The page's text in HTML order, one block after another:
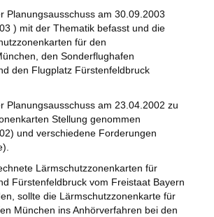
Planungsausschuss am 30.09.2003
) mit der Thematik befasst und die
für den
den Sonderflughafen
den Flugplatz Fürstenfeldbruck
Planungsausschuss am 23.04.2002 zu
Stellung genommen
und verschiedene Forderungen
Lärmschutzzonenkarten für
Fürstenfeldbruck vom Freistaat Bayern
sollte die Lärmschutzzonenkarte für
München ins Anhörverfahren bei den